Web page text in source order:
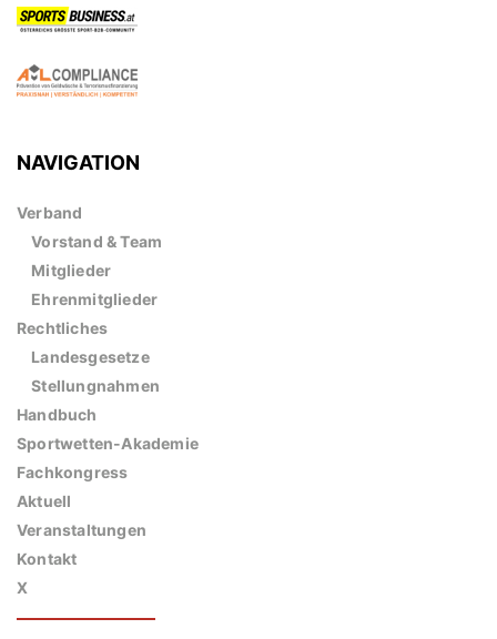
NAVIGATION
Verband
Vorstand & Team
Mitglieder
Ehrenmitglieder
Rechtliches
Landesgesetze
Stellungnahmen
Handbuch
Sportwetten-Akademie
Fachkongress
Aktuell
Veranstaltungen
Kontakt
X